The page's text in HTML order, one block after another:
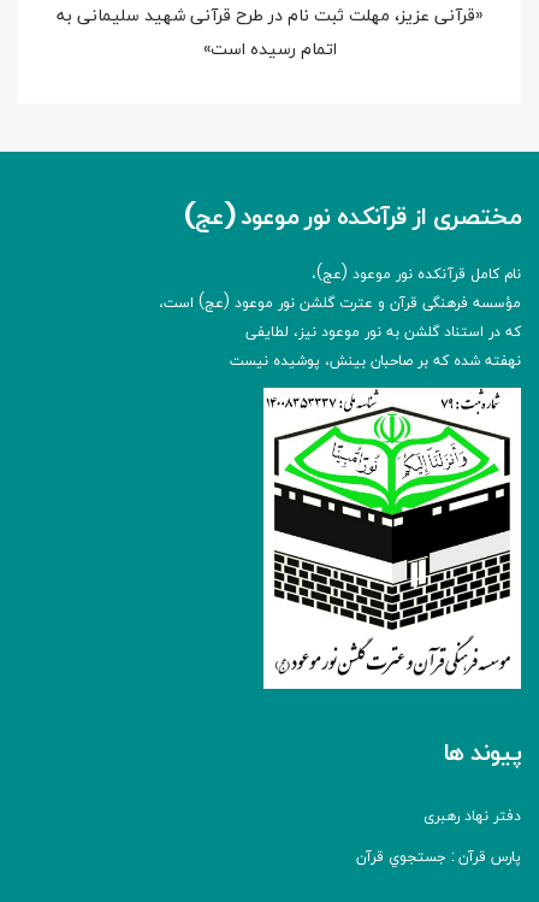
«قرآنی عزیز، مهلت ثبت نام در طرح قرآنی شهید سلیمانی به
اتمام رسیده است»
مختصری از قرآنکده نور موعود (عج)
نام کامل قرآنکده نور موعود (عج)،
مؤسسه فرهنگی قرآن و عترت گلشن نور موعود (عج) است،
که در استناد گلشن به نور موعود نیز، لطایفی
نهفته شده که بر صاحبان بینش، پوشیده نیست
پیوند ها
دفتر نهاد رهبری
پارس قرآن : جستجوي قرآن